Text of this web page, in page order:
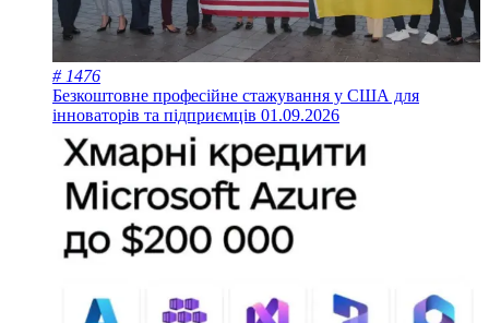
# 1476
Безкоштовне професійне стажування у США для
інноваторів та підприємців 01.09.2026